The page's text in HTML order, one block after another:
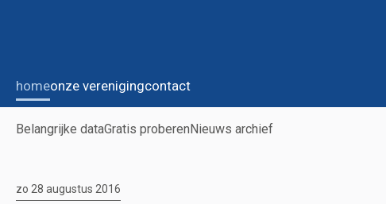
homeonze verenigingcontact
Belangrijke dataGratis proberenNieuws archief
zo 28 augustus 2016